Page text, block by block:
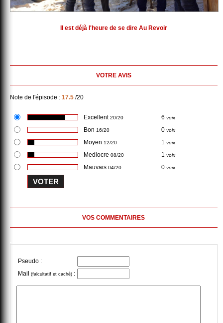
Il est déjà l'heure de se dire Au Revoir
VOTRE AVIS
Note de l'épisode : 17.5 /20
Excellent20/20 6 voix
Bon 16/20 0 voix
Moyen 12/20 1 voix
Mediocre 08/20 1 voix
Mauvais 04/20 0 voix
VOS COMMENTAIRES
Pseudo :
Mail (falcultatif et caché) :